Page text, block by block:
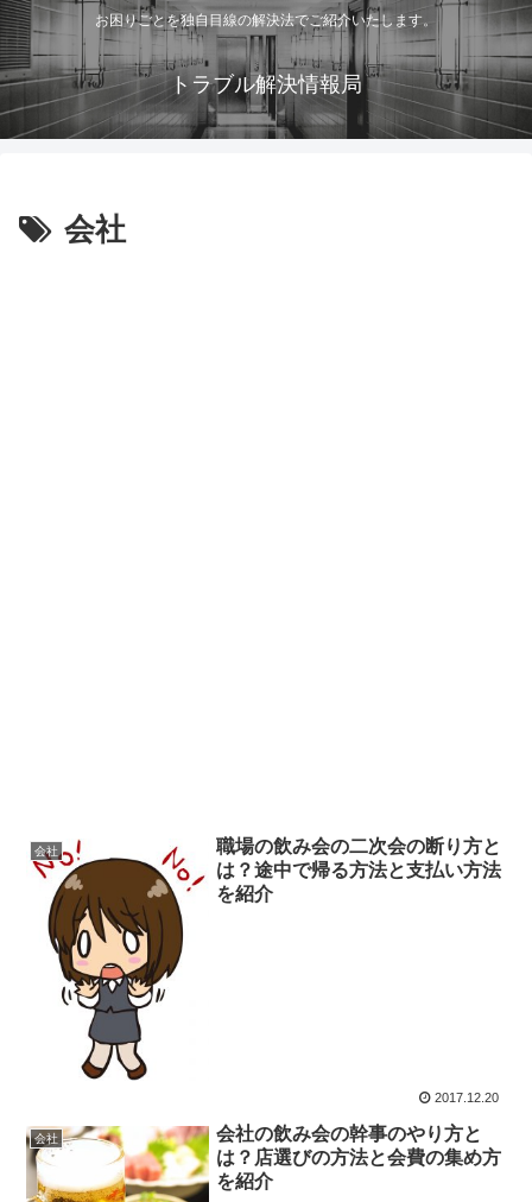
お困りごとを独自目線の解決法でご紹介いたします。
トラブル解決情報局
会社
会社
職場の飲み会の二次会の断り方と
は？途中で帰る方法と支払い方法
を紹介
2017.12.20
会社
会社の飲み会の幹事のやり方と
は？店選びの方法と会費の集め方
を紹介